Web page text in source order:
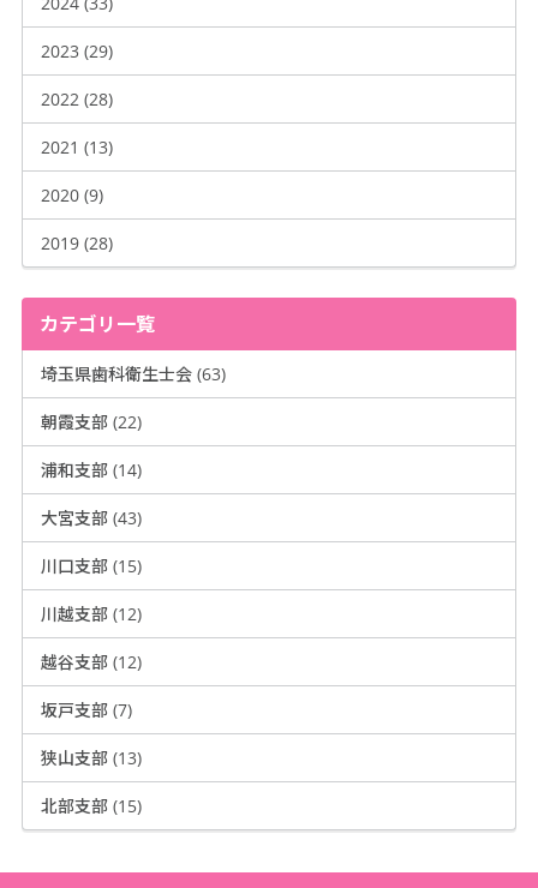
2023 (29)
2022 (28)
2021 (13)
2020 (9)
2019 (28)
カテゴリ一覧
埼玉県歯科衛生士会 (63)
朝霞支部 (22)
浦和支部 (14)
大宮支部 (43)
川口支部 (15)
川越支部 (12)
越谷支部 (12)
坂戸支部 (7)
狭山支部 (13)
北部支部 (15)